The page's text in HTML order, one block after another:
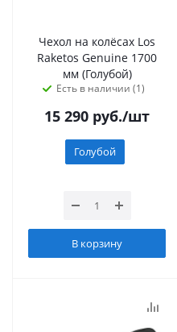
Чехол на колёсах Los
Raketos Genuine 1700
мм (Голубой)
Есть в наличии (1)
15 290 руб./шт
Голубой
В корзину